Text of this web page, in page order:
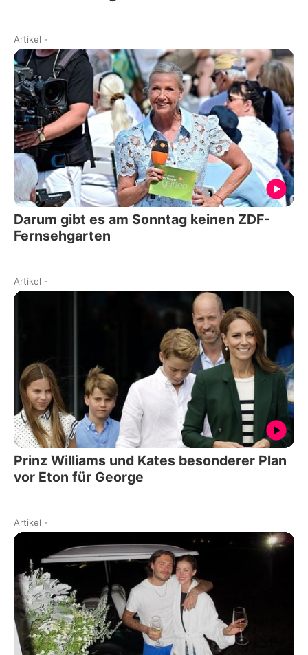
Artikel -
Darum gibt es am Sonntag keinen ZDF-
Fernsehgarten
Artikel -
Prinz Williams und Kates besonderer Plan
vor Eton für George
Artikel -